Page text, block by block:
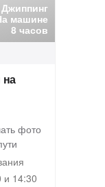
Джиппинг
машине
8 часов
фото
и 14:30